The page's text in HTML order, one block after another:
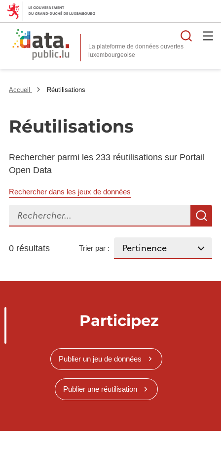
La plateforme de données ouvertes
Accueil Réutilisations
Réutilisations
Rechercher parmi les 233 réutilisations sur Portail
Open Data
Rechercher dans les jeux de données
Rechercher...
0 résultats Trier par :
Participez
Publier un jeu de données
Publier une réutilisation